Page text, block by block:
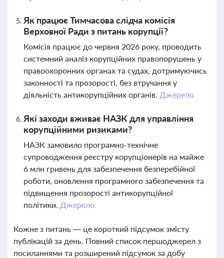
Як працює Тимчасова слідча комісія
Верховної Ради з питань корупції?
Комісія працює до червня 2026 року, проводить
системний аналіз корупційних правопорушень у
правоохоронних органах та судах, дотримуючись
законності та прозорості, без втручання у
діяльність антикорупційних органів. Джерело
Які заходи вживає НАЗК для управління
корупційними ризиками?
НАЗК замовило програмно-технічне
супроводження реєстру корупціонерів на майже
6 млн гривень для забезпечення безперебійної
роботи, оновлення програмного забезпечення та
підвищення прозорості антикорупційної
політики. Джерело
Кожне з питань — це короткий підсумок змісту
публікацій за день. Повний список першоджерел з
посиланнями та розширений підсумок за добу